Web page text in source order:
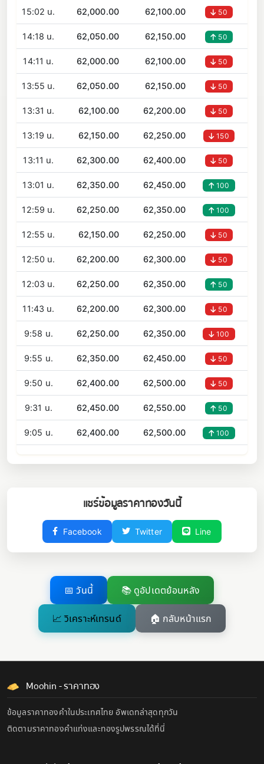
15:02 น. 62,000.00 62,100.00 50
14:18 น. 62,050.00 62,150.00 50
14:11 น. 62,000.00 62,100.00 50
13:55 น. 62,050.00 62,150.00 50
13:31 น. 62,100.00 62,200.00 50
13:19 น. 62,150.00 62,250.00 150
13:11 น. 62,300.00 62,400.00 50
13:01 น. 62,350.00 62,450.00 100
12:59 น. 62,250.00 62,350.00 100
12:55 น. 62,150.00 62,250.00 50
12:50 น. 62,200.00 62,300.00 50
12:03 น. 62,250.00 62,350.00 50
11:43 น. 62,200.00 62,300.00 50
9:58 น. 62,250.00 62,350.00 100
9:55 น. 62,350.00 62,450.00 50
9:50 น. 62,400.00 62,500.00 50
9:31 น. 62,450.00 62,550.00 50
9:05 น. 62,400.00 62,500.00 100
แชร์ข้อมูลราคาทองวันนี้
Facebook Twitter Line
📅 วันนี้ 📚 ดูอัปเดตย้อนหลัง
📈 วิเคราะห์เทรนด์ 🏠 กลับหน้าแรก
Moohin - ราคาทอง
ข้อมูลราคาทองคำในประเทศไทย อัพเดทล่าสุดทุกวัน
ติดตามราคาทองคำแท่งและทองรูปพรรณได้ที่นี่